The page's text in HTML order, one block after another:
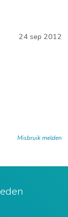
24 sep 2012
Misbruik melden